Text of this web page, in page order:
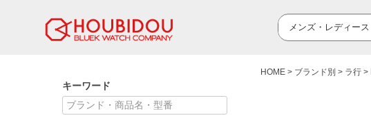
キーワード
HOME ブランド別 ラ行